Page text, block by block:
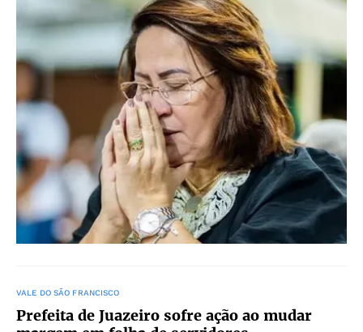
VALE DO SÃO FRANCISCO
Prefeita de Juazeiro sofre ação ao mudar